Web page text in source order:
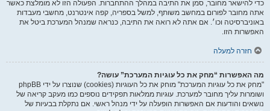
כדי להישאר מחובר, סמן את התיבה במהלך ההתחברות. הפעולה הזו לא מומלצת כאשר
אתה מחובר לפורום במחשב משותף, למשל בספריה, קפה אינטרנט, מחשבי מעבדות
באוניברסיטה וכו׳. אם אתה לא רואה את התיבה, כנראה שמנהל המערכת ביטל את
האפשרות הזו.
חזרה למעלה
מה האפשרות “מחק את כל עוגיות המערכת” עושה?
"מחק את כל עוגיות המערכת" מוחק את כל העוגיות (cookies) שנוצרו על ידי phpBB
ושומרות עליך מחובר למערכת. עוגיות ממלאות תפקידים נוספים כמו מעקב קריאה של
נושאים והודעות אם האפשרות הופעלה על ידי מנהל ראשי. אם נתקלת בבעיות של